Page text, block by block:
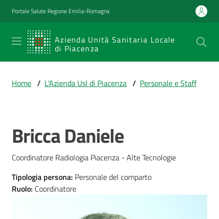
Vai al contenuto
Vai alla navigazione
Vai al footer
Portale Salute Regione Emilia-Romagna
Azienda Unità Sanitaria Locale
di Piacenza
SERVIZIO
SANITARIO
Emilia-
Sanitaria Locale
di Piacenza
Prestazioni
e
Home / L'Azienda Usl di Piacenza / Personale e Staff
Salta al contenuto
Bricca Daniele
Tipologia persona: Personale del comparto
Ruolo: Coordinatore